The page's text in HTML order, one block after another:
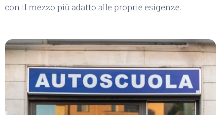
con il mezzo più adatto alle proprie esigenze.